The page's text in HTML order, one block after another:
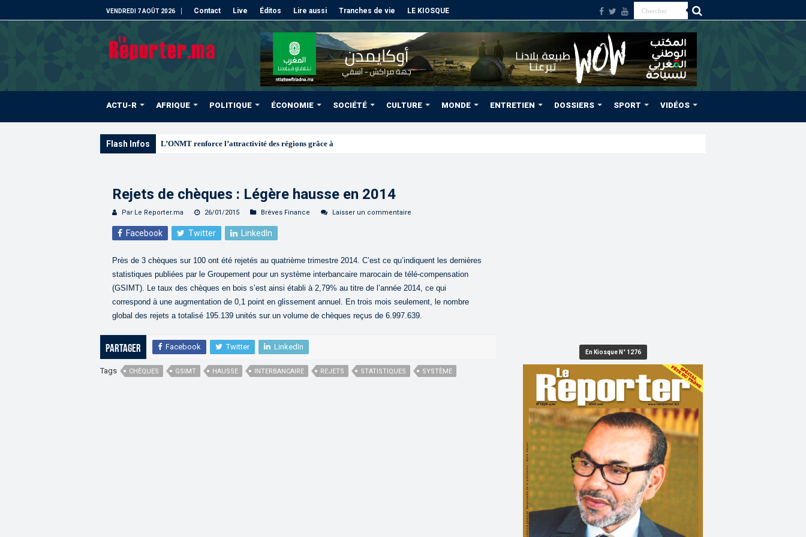
VENDREDI 7 AOÛT 2026 Contact Live Éditos Lire aussi Tranches de vie LE KIOSQUE
ACTU-R AFRIQUE POLITIQUE ÉCONOMIE SOCIÉTÉ CULTURE MONDE ENTRETIEN DOSSIERS SPORT VIDÉOS
Flash Infos L’ONMT renforce l’attractivité des régions grâce à une connectivité aérienne histori
Rejets de chèques : Légère hausse en 2014
Par Le Reporter.ma 26/01/2015 Brèves Finance Laisser un commentaire
Facebook Twitter LinkedIn
Près de 3 chèques sur 100 ont été rejetés au quatrième trimestre 2014. C’est ce qu’indiquent les dernières
statistiques publiées par le Groupement pour un système interbancaire marocain de télé-compensation
(GSIMT). Le taux des chèques en bois s’est ainsi établi à 2,79% au titre de l’année 2014, ce qui
correspond à une augmentation de 0,1 point en glissement annuel. En trois mois seulement, le nombre
global des rejets a totalisé 195.139 unités sur un volume de chèques reçus de 6.997.639.
Partager Facebook Twitter LinkedIn
Tags CHÈQUES GSIMT HAUSSE INTERBANCAIRE REJETS STATISTIQUES SYSTÈME
En Kiosque N° 1276